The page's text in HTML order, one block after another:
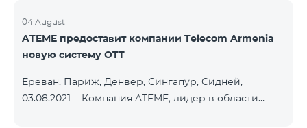
04 August
ATEME предоставит компании Telecom Armenia
новую систему OTT
Ереван, Париж, Денвер, Сингапур, Сидней,
03.08.2021 – Компания ATEME, лидер в области